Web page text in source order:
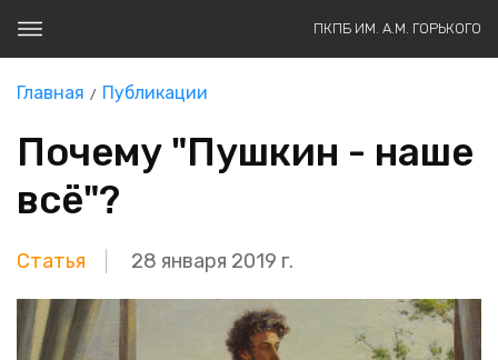
ПКПБ ИМ. А.М. ГОРЬКОГО
Главная Публикации
Почему "Пушкин - наше
всё"?
Статья 28 января 2019 г.